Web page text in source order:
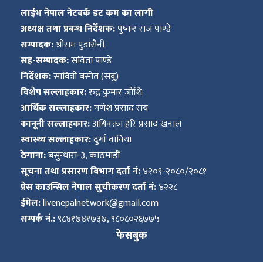
लाईभ नेपाल नेटवर्क डट कम का लागी
अध्यक्ष तथा प्रबन्ध निर्देशक:पुष्कर राज पाण्डे
सम्पादक:श्रीराम पुडासैनी
सह-सम्पादक:सविता पाण्डे
निर्देशक:सावित्री बस्नेत (सवु)
विशेष सल्लाहकार:रुद्र कुमार जोशि
आर्थिक सल्लाहकार:गणेश प्रसाद राय
कानूनी सल्लाहकार:अधिवक्ता हरि प्रसाद खनाल
स्वास्थ्य सल्लाहकार:दुर्गा वानिया
ठेगाना:बसुन्धारा-३, काठमाडौं
सूचना तथा प्रसारण बिभाग दर्ता नं:४२०९-२०८०/२०८१
प्रेस काउन्सिल नेपाल सुचीकरण दर्ता नं:४२२८
ईमेल:livenepalnetwork@gmail.com
सम्पर्क नं.:९८४१७४१७३७, ९८०८०२६७७५
फेसबुक